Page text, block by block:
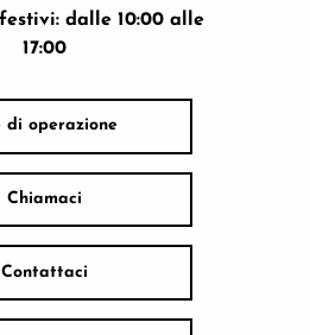
dalle 10:00 alle
17:00
di operazione
Chiamaci
Contattaci